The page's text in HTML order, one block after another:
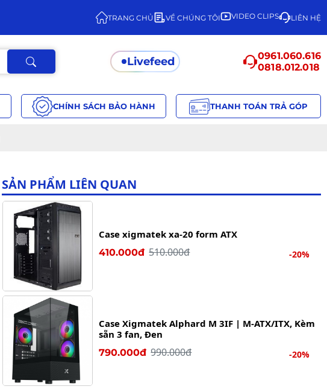
TRANG CHỦ VỀ CHÚNG TÔI VIDEO CLIPS LIÊN HỆ
Livefeed
0961.060.616
0818.012.018
CHÍNH SÁCH BẢO HÀNH THANH TOÁN TRẢ GÓP
SẢN PHẨM LIÊN QUAN
Case xigmatek xa-20 form ATX
410.000đ 510.000đ -20%
Case Xigmatek Alphard M 3IF | M-ATX/ITX, Kèm
sẵn 3 fan, Đen
790.000đ 990.000đ -20%